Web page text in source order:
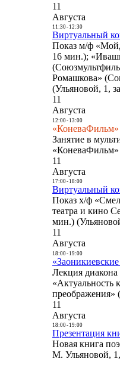
11
Августа
11:30- 12:30
Виртуальный
Показ м/ф
16 мин.);
Ромашкова»
(Ульяновой, 1,
11
Августа
12:00- 13:00
Занятие в
«КоневаФильм»
11
Августа
17:00- 18:00
Виртуальный
Показ х/ф
театра и кино
мин.)
11
Августа
18:00- 19:00
Лекция
«Актуальность
преображения»
11
Августа
18:00- 19:00
Презентация
Новая книга
М. Ульяновой,